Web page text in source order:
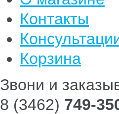
Контакты
Корзина
Звони и
8 (3462) 749-